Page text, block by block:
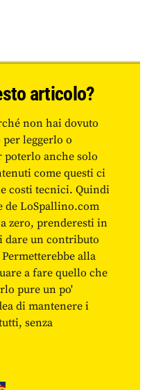
articolo?
non hai dovuto
leggerlo o
poterlo anche solo
come questi ci
costi tecnici. Quindi
de LoSpallino.com
zero, prenderesti in
dare un contributo
alla
a fare quello che
pure un po'
di mantenere i
senza